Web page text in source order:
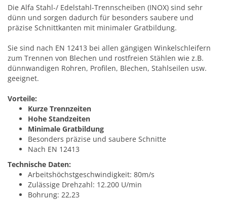
Die Alfa Stahl-/ Edelstahl-Trennscheiben (INOX) sind sehr
dünn und sorgen dadurch für besonders saubere und
präzise Schnittkanten mit minimaler Gratbildung.
Sie sind nach EN 12413 bei allen gängigen Winkelschleifern
zum Trennen von Blechen und rostfreien Stählen wie z.B.
dünnwandigen Rohren, Profilen, Blechen, Stahlseilen usw.
geeignet.
Vorteile:
Kurze Trennzeiten
Hohe Standzeiten
Minimale Gratbildung
Besonders präzise und saubere Schnitte
Nach EN 12413
Technische Daten:
Arbeitshöchstgeschwindigkeit: 80m/s
Zulässige Drehzahl: 12.200 U/min
Bohrung: 22,23